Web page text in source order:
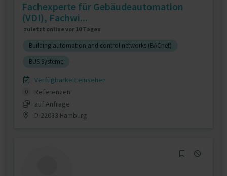
Fachexperte für Gebäudeautomation
(VDI), Fachwi...
zuletzt online vor 10 Tagen
Building automation and control networks (BACnet)
BUS Systeme
Verfügbarkeit einsehen
0
Referenzen
auf Anfrage
D-22083 Hamburg